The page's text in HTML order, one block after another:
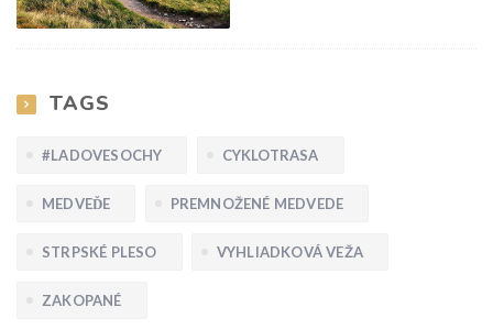
TAGS
#LADOVESOCHY CYKLOTRASA
MEDVEĎE PREMNOŽENÉ MEDVEDE
STRPSKÉ PLESO VYHLIADKOVÁ VEŽA
ZAKOPANÉ